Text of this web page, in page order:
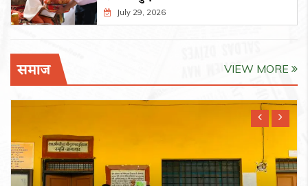
July 29, 2026
समाज VIEW MORE